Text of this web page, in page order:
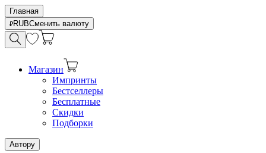
Главная
RUBСменить валюту
Магазин
Импринты
Бестселлеры
Бесплатные
Скидки
Подборки
Автору